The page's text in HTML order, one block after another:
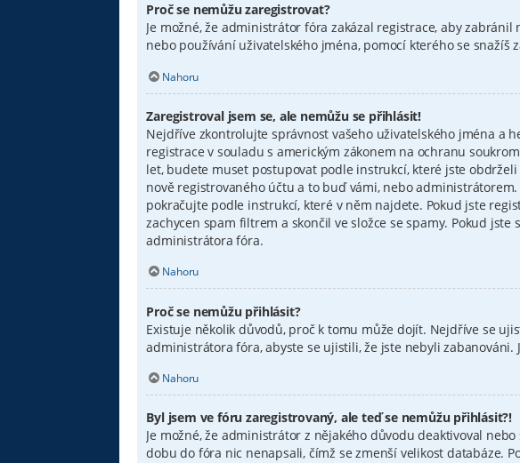
Proč se nemůžu zaregistrovat?
Je možné, že administrátor fóra zakázal registrace, aby
nebo používání uživatelského jména, pomocí kterého se
Nahoru
Zaregistroval jsem se, ale nemůžu se přihlásit!
Nejdříve zkontrolujte správnost vašeho uživatelského jména a
registrace v souladu s americkým zákonem na ochranu
let, budete muset postupovat podle instrukcí, které jste
nově registrovaného účtu a to buď vámi, nebo
pokračujte podle instrukcí, které v něm najdete. Pokud jste
zachycen spam filtrem a skončil ve složce se spamy. Pokud
administrátora fóra.
Nahoru
Proč se nemůžu přihlásit?
Existuje několik důvodů, proč k tomu může dojít. Nejdříve se
administrátora fóra, abyste se ujistili, že jste nebyli
Nahoru
Byl jsem ve fóru zaregistrovaný, ale teď se nemůžu přihlásit?!
Je možné, že administrátor z nějakého důvodu deaktivoval
dobu do fóra nic nenapsali, čímž se zmenší velikost databáze.